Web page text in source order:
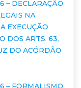
DECLARAÇÃO
NA
EXECUÇÃO
DOS ARTS. 63,
DO ACÓRDÃO
– FORMALISMO